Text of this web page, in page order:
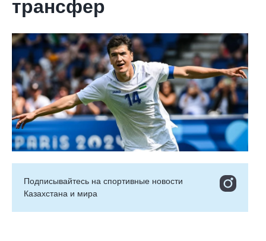
трансфер
Подписывайтесь на cпортивные новости
Казахстана и мира